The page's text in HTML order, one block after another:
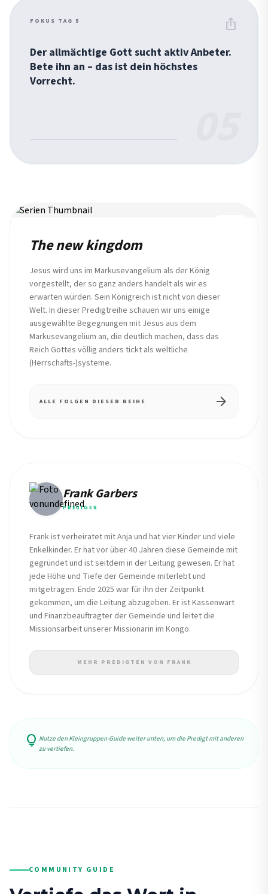
FOKUS TAG 5 ios_share
Der allmächtige Gott sucht aktiv Anbeter.
Bete ihn an – das ist dein höchstes
Vorrecht.
The new kingdom
Jesus wird uns im Markusevangelium als der König
vorgestellt, der so ganz anders handelt als wir es
erwarten würden. Sein Königreich ist nicht von dieser
Welt. In dieser Predigtreihe schauen wir uns einige
ausgewählte Begegnungen mit Jesus aus dem
Markusevangelium an, die deutlich machen, dass das
Reich Gottes völlig anders tickt als weltliche
(Herrschafts-)systeme.
ALLE FOLGEN DIESER REIHE arrow_forward
Frank Garbers
PREDIGER
Frank ist verheiratet mit Anja und hat vier Kinder und viele
Enkelkinder. Er hat vor über 40 Jahren diese Gemeinde mit
gegründet und ist seitdem in der Leitung gewesen. Er hat
jede Höhe und Tiefe der Gemeinde miterlebt und
mitgetragen. Ende 2025 war für ihn der Zeitpunkt
gekommen, um die Leitung abzugeben. Er ist Kassenwart
und Finanzbeauftragter der Gemeinde und leitet die
Missionsarbeit unserer Missionarin im Kongo.
MEHR PREDIGTEN VON FRANK
lightbulb Nutze den Kleingruppen-Guide weiter unten, um die Predigt mit anderen
zu vertiefen.
COMMUNITY GUIDE